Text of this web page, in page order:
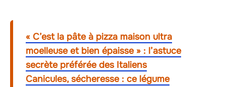
« C’est la pâte à pizza maison ultra
moelleuse et bien épaisse » : l’astuce
secrète préférée des Italiens
Canicules, sécheresse : ce légume